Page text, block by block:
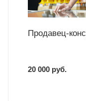
Продавец-
20 000 руб.